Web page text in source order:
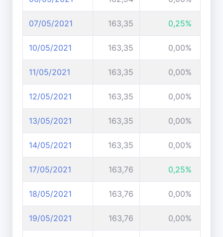
07/05/2021 163,35 0,25%
10/05/2021 163,35 0,00%
11/05/2021 163,35 0,00%
12/05/2021 163,35 0,00%
13/05/2021 163,35 0,00%
14/05/2021 163,35 0,00%
17/05/2021 163,76 0,25%
18/05/2021 163,76 0,00%
19/05/2021 163,76 0,00%